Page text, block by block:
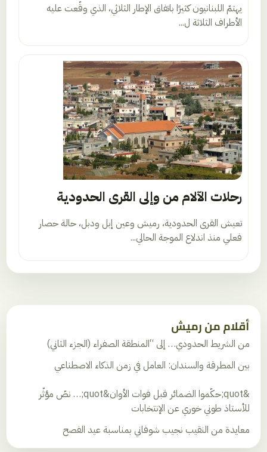
يهتمّ اللبنانيون كثيرًا باتفاق الإطار الثلاثي، الذي وقّعت عليه
الأطراف الثلاثة ل...
رحلات الآلام من وإلى القرى الحدودية
تعيش القرى الحدودية، رميش وعين إبل ودبل، حالة حصار
فعلي منذ اندلاع الموجة الحالي...
أقلام من رميش
من الشريط الحدودي… إلى “المنطقة الصفراء (الجزء الثاني)
بين المطرقة والسندان: العامل في زمن الذكاء الاصطناعي
&quot;حكّموا الضمائر قبل فوات الأوان&quot;… نصّ مؤثّر
للأستاذ طوني خوري عن الإنتخابات
معايدة من النقيب نجيب شوفاني بمناسبة عيد الفصح